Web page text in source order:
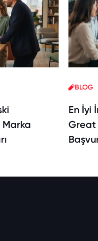
Marka
BLOG
En İyi
Great